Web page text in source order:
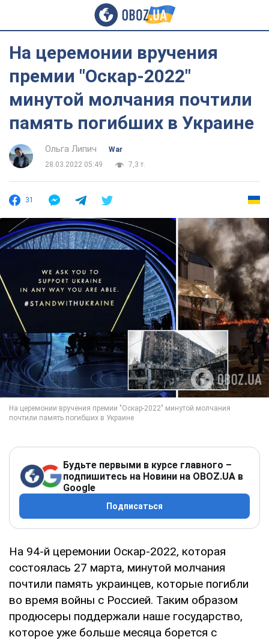
На церемонии вручения
премии "Оскар-2022"
минутой молчания почтили
память погибших в Украине
Ольга Липич
War
28.03.2022 05:49
7,3 т.
31
Будьте первыми в курсе главного –
подпишитесь на Новини на OBOZ.UA в
Google
Подписаться
На 94-й церемонии Оскар-2022, которая
состоялась 27 марта, минутой молчания
почтили память украинцев, которые погибли
во время войны с Россией. Таким образом
продюсеры поддержали наше государство,
которое уже больше месяца борется с